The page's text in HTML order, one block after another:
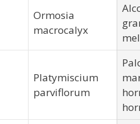
Ormosia
macrocalyx
Platymiscium
parviflorum